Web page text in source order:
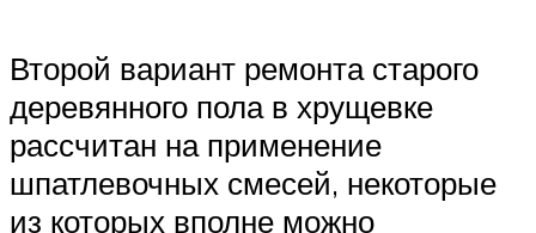
Второй вариант ремонта старого
деревянного пола в хрущевке
рассчитан на применение
шпатлевочных смесей, некоторые
из которых вполне можно